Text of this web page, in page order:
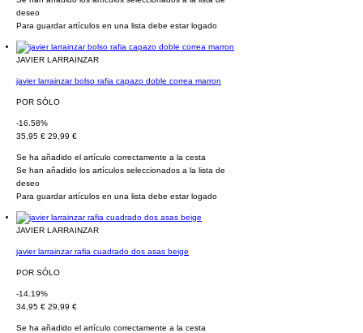
deseo
Para guardar artículos en una lista debe estar logado
JAVIER LARRAINZAR
javier larrainzar bolso rafia capazo doble correa marron
POR SÓLO
-16.58%
35,95 € 29,99 €
Se ha añadido el artículo correctamente a la cesta
Se han añadido los artículos seleccionados a la lista de
deseo
Para guardar artículos en una lista debe estar logado
JAVIER LARRAINZAR
javier larrainzar rafia cuadrado dos asas beige
POR SÓLO
-14.19%
34,95 € 29,99 €
Se ha añadido el artículo correctamente a la cesta